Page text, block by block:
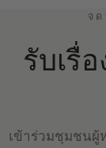
จ
รับเรื่
เข้าร่วมชุมชนผู้